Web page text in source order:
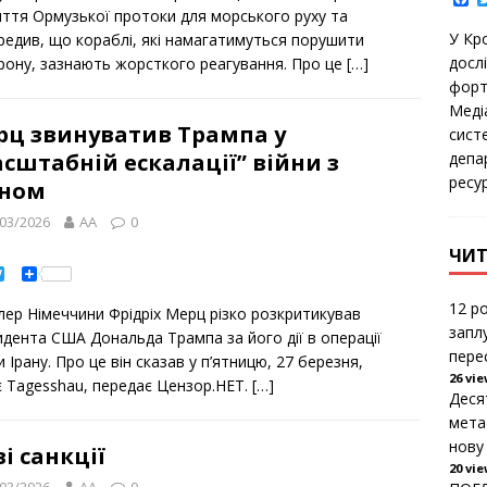
t
e
r
e
Ормузької протоки для морського руху та
що кораблі, які намагатимуться порушити
зазнають жорсткого реагування. Про це […]
звинуватив Трампа у
ескалації” війни з
2026 AA 0
t
t
e
r
S
h
a
r
e
Німеччини Фрідріх Мерц різко розкритикував
США Дональда Трампа за його дії в операції
Ірану. Про це він сказав у п’ятницю, 27 березня,
Tagesshau, передає Цензор.НЕТ. […]
санкції
a
c
e
b
o
o
k
У
12
26
нову
20